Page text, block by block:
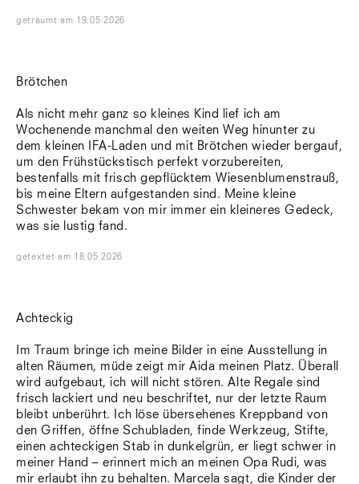
geträumt am 19.05.2026
Brötchen
Als nicht mehr ganz so kleines Kind lief ich am
Wochenende manchmal den weiten Weg hinunter zu
dem kleinen IFA-Laden und mit Brötchen wieder bergauf,
um den Frühstückstisch perfekt vorzubereiten,
bestenfalls mit frisch gepflücktem Wiesenblumenstrauß,
bis meine Eltern aufgestanden sind. Meine kleine
Schwester bekam von mir immer ein kleineres Gedeck,
was sie lustig fand.
getextet am 18.05.2026
Achteckig
Im Traum bringe ich meine Bilder in eine Ausstellung in
alten Räumen, müde zeigt mir Aida meinen Platz. Überall
wird aufgebaut, ich will nicht stören. Alte Regale sind
frisch lackiert und neu beschriftet, nur der letzte Raum
bleibt unberührt. Ich löse übersehenes Kreppband von
den Griffen, öffne Schubladen, finde Werkzeug, Stifte,
einen achteckigen Stab in dunkelgrün, er liegt schwer in
meiner Hand – erinnert mich an meinen Opa Rudi, was
mir erlaubt ihn zu behalten. Marcela sagt, die Kinder der